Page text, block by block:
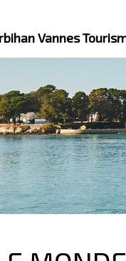
Vannes